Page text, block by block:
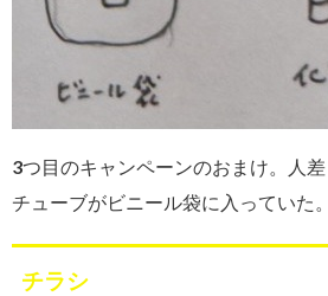
3つ目のキャンペーンのおまけ。人
チューブがビニール袋に入っていた。
チラシ